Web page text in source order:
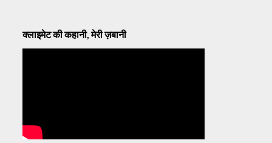
क्लाइमेट की कहानी, मेरी ज़बानी